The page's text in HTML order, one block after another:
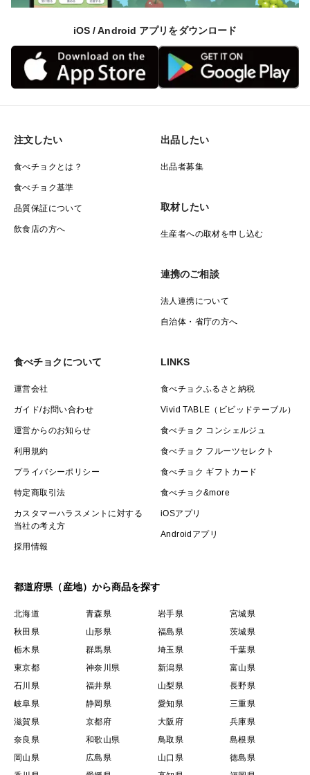
iOS / Android アプリをダウンロード
注文したい
食べチョクとは？
食べチョク基準
品質保証について
飲食店の方へ
出品したい
出品者募集
取材したい
生産者への取材を申し込む
連携のご相談
法人連携について
自治体・省庁の方へ
食べチョクについて
運営会社
ガイド/お問い合わせ
運営からのお知らせ
利用規約
プライバシーポリシー
特定商取引法
カスタマーハラスメントに対する
当社の考え方
採用情報
LINKS
食べチョクふるさと納税
Vivid TABLE（ビビッドテーブル）
食べチョク コンシェルジュ
食べチョク フルーツセレクト
食べチョク ギフトカード
食べチョク&more
iOSアプリ
Androidアプリ
都道府県（産地）から商品を探す
北海道 青森県 岩手県
宮城県
秋田県
山形県 福島県
茨城県
栃木県
群馬県 埼玉県
千葉県
東京都
神奈川県 新潟県
富山県
石川県
福井県 山梨県
長野県
岐阜県
静岡県 愛知県
三重県
滋賀県
京都府 大阪府
兵庫県
奈良県
和歌山県 鳥取県
島根県
岡山県
広島県 山口県
徳島県